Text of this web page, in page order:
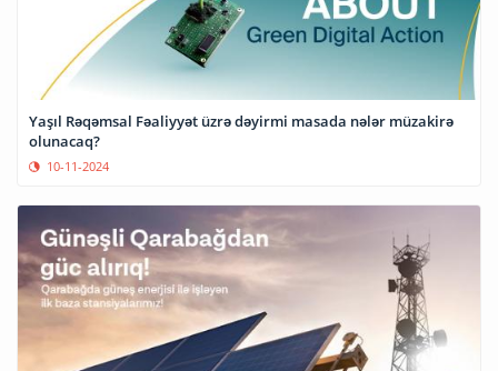
Yaşıl Rəqəmsal Fəaliyyət üzrə dəyirmi masada nələr müzakirə
olunacaq?
10-11-2024